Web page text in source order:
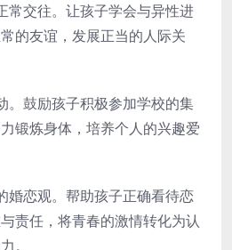
常交往。让孩子学会与异性进
的友谊，发展正当的人际关
。鼓励孩子积极参加学校的集
锻炼身体，培养个人的兴趣爱
婚恋观。帮助孩子正确看待恋
责任，将青春的激情转化为认
。